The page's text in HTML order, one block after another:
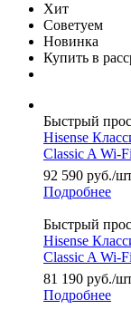
Хит
Советуем
Новинка
Купить в
Быстрый
Hisense
Classic A Wi-
92 590 руб./
Подробнее
Быстрый
Hisense
Classic A Wi-
81 190 руб./
Подробнее